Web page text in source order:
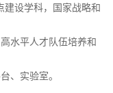
建设学科，国家战略和
水平人才队伍培养和
、实验室。